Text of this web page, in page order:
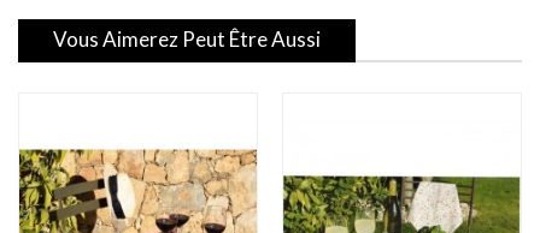
Vous Aimerez Peut Être Aussi